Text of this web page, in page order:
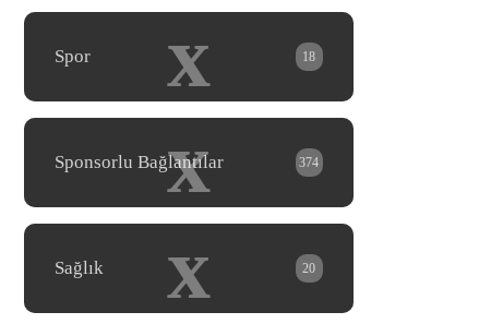
x
Spor 18
x
Sponsorlu Bağlantılar 374
x
Sağlık 20